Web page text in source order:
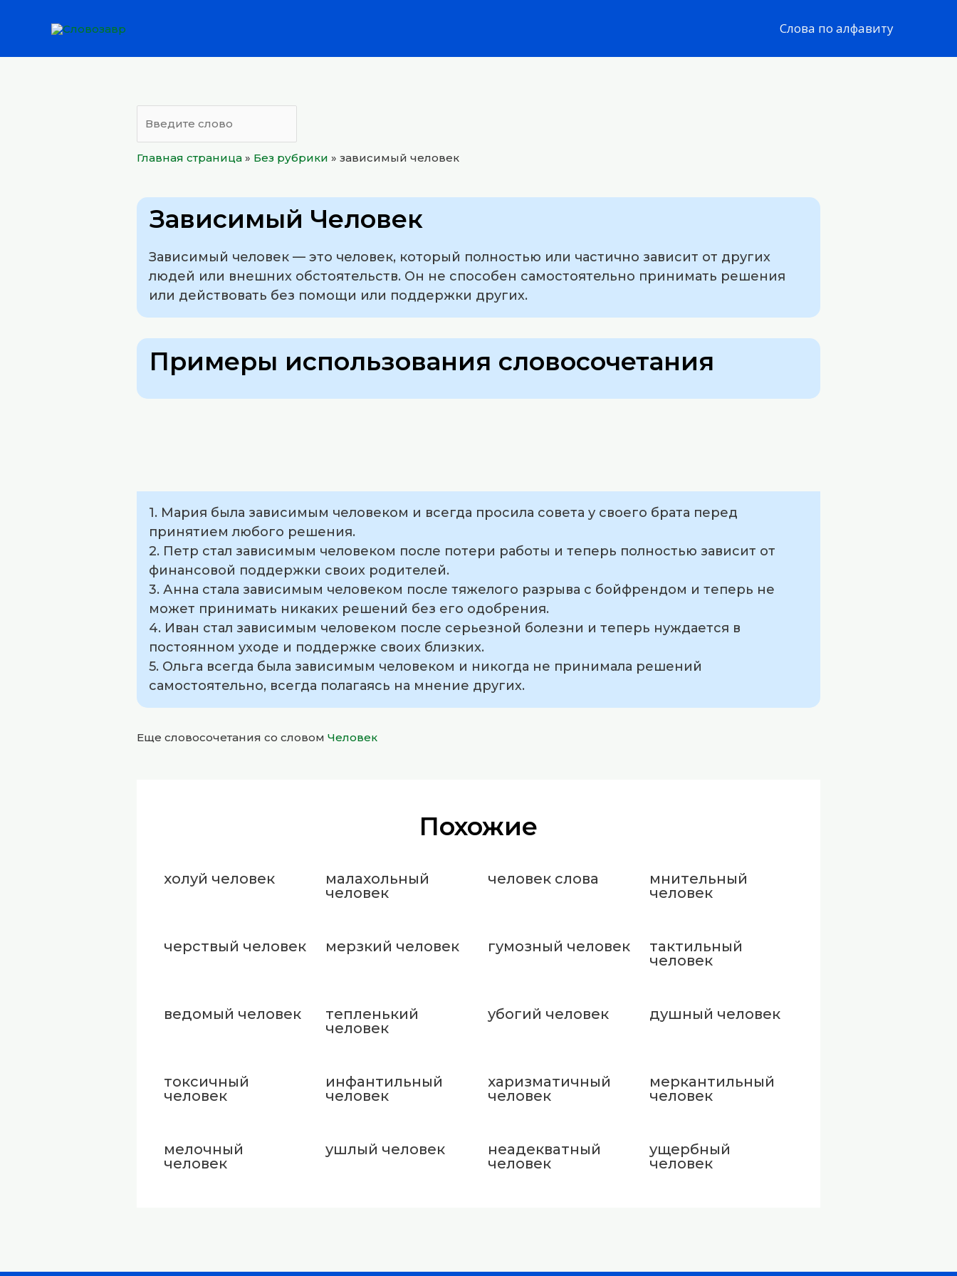
Слова по алфавиту
Главная страница » Без рубрики » зависимый человек
Зависимый Человек
Зависимый человек — это человек, который полностью или частично зависит от других
людей или внешних обстоятельств. Он не способен самостоятельно принимать решения
или действовать без помощи или поддержки других.
Примеры использования словосочетания
1. Мария была зависимым человеком и всегда просила совета у своего брата перед
принятием любого решения.
2. Петр стал зависимым человеком после потери работы и теперь полностью зависит от
финансовой поддержки своих родителей.
3. Анна стала зависимым человеком после тяжелого разрыва с бойфрендом и теперь не
может принимать никаких решений без его одобрения.
4. Иван стал зависимым человеком после серьезной болезни и теперь нуждается в
постоянном уходе и поддержке своих близких.
5. Ольга всегда была зависимым человеком и никогда не принимала решений
самостоятельно, всегда полагаясь на мнение других.
Еще словосочетания со словом Человек
Похожие
холуй человек
малахольный
человек
человек слова
мнительный
человек
черствый человек мерзкий человек гумозный человек
тактильный
человек
ведомый человек
тепленький
человек
убогий человек душный человек
токсичный
человек
инфантильный
человек
харизматичный
человек
меркантильный
человек
мелочный
человек
ушлый человек
неадекватный
человек
ущербный
человек